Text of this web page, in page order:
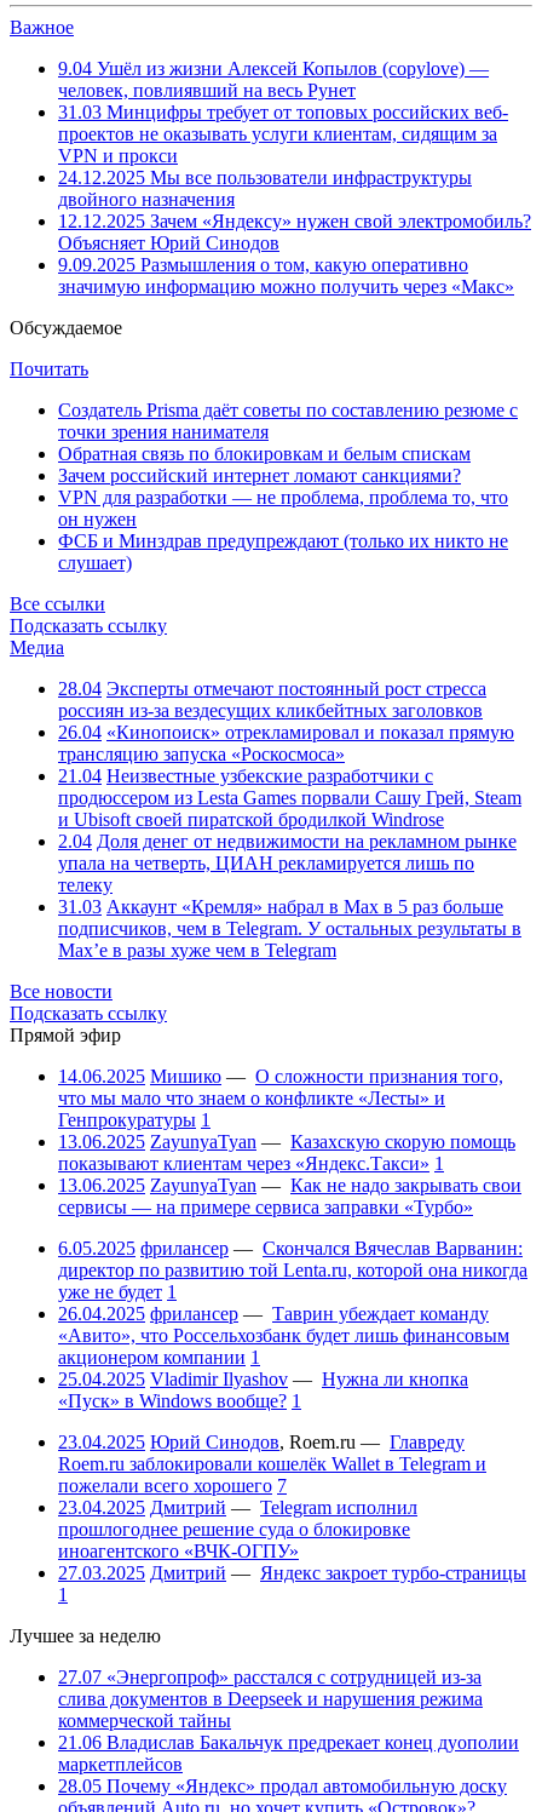
Важное
9.04 Ушёл из жизни Алексей Копылов (copylove) —
человек, повлиявший на весь Рунет
31.03 Минцифры требует от топовых российских веб-
проектов не оказывать услуги клиентам, сидящим за
VPN и прокси
24.12.2025 Мы все пользователи инфраструктуры
двойного назначения
12.12.2025 Зачем «Яндексу» нужен свой электромобиль?
Объясняет Юрий Синодов
9.09.2025 Размышления о том, какую оперативно
значимую информацию можно получить через «Макс»
Обсуждаемое
Почитать
Создатель Prisma даёт советы по составлению резюме с
точки зрения нанимателя
Обратная связь по блокировкам и белым спискам
Зачем российский интернет ломают санкциями?
VPN для разработки — не проблема, проблема то, что
он нужен
ФСБ и Минздрав предупреждают (только их никто не
слушает)
Все ссылки
Подсказать ссылку
Медиа
28.04 Эксперты отмечают постоянный рост стресса
россиян из-за вездесущих кликбейтных заголовков
26.04 «Кинопоиск» отрекламировал и показал прямую
трансляцию запуска «Роскосмоса»
21.04 Неизвестные узбекские разработчики с
продюссером из Lesta Games порвали Сашу Грей, Steam
и Ubisoft своей пиратской бродилкой Windrose
2.04 Доля денег от недвижимости на рекламном рынке
упала на четверть, ЦИАН рекламируется лишь по
телеку
31.03 Аккаунт «Кремля» набрал в Max в 5 раз больше
подписчиков, чем в Telegram. У остальных результаты в
Max’е в разы хуже чем в Telegram
Все новости
Подсказать ссылку
Прямой эфир
14.06.2025 Мишико — О сложности признания того,
что мы мало что знаем о конфликте «Лесты» и
Генпрокуратуры 1
13.06.2025 ZayunyaTyan — Казахскую скорую помощь
показывают клиентам через «Яндекс.Такси» 1
13.06.2025 ZayunyaTyan — Как не надо закрывать свои
сервисы — на примере сервиса заправки «Турбо»
6.05.2025 фрилансер — Скончался Вячеслав Варванин:
директор по развитию той Lenta.ru, которой она никогда
уже не будет 1
26.04.2025 фрилансер — Таврин убеждает команду
«Авито», что Россельхозбанк будет лишь финансовым
акционером компании 1
25.04.2025 Vladimir Ilyashov — Нужна ли кнопка
«Пуск» в Windows вообще? 1
23.04.2025 Юрий Синодов, Roem.ru — Главреду
Roem.ru заблокировали кошелёк Wallet в Telegram и
пожелали всего хорошего 7
23.04.2025 Дмитрий — Telegram исполнил
прошлогоднее решение суда о блокировке
иноагентского «ВЧК-ОГПУ»
27.03.2025 Дмитрий — Яндекс закроет турбо-страницы
1
Лучшее за неделю
27.07 «Энергопроф» расстался с сотрудницей из-за
слива документов в Deepseek и нарушения режима
коммерческой тайны
21.06 Владислав Бакальчук предрекает конец дуополии
маркетплейсов
28.05 Почему «Яндекс» продал автомобильную доску
объявлений Auto.ru, но хочет купить «Островок»?